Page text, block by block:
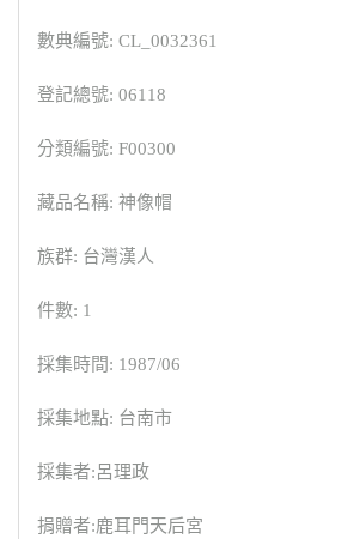
數典編號: CL_0032361
登記總號: 06118
分類編號: F00300
藏品名稱: 神像帽
族群: 台灣漢人
件數: 1
採集時間: 1987/06
採集地點: 台南市
採集者:呂理政
捐贈者:鹿耳門天后宮